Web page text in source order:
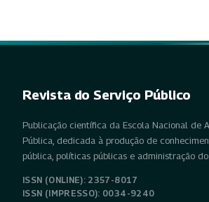
Revista do Serviço Público
Publicação científica da Escola Nacional de
Pública, dedicada à produção de
pública, políticas públicas e administração
ISSN (ONLINE): 2357-8017
ISSN (IMPRESSO): 0034-9240